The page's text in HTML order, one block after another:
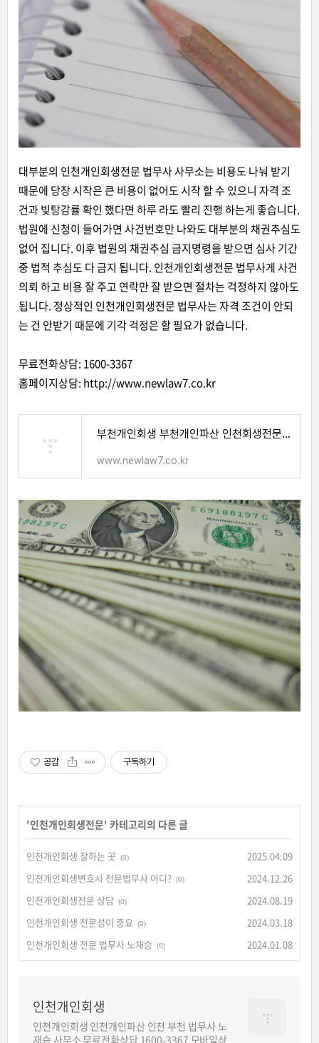
대부분의 인천개인회생전문 법무사 사무소는 비용도 나눠 받기
때문에 당장 시작은 큰 비용이 없어도 시작 할 수 있으니 자격 조
건과 빚탕감률 확인 했다면 하루 라도 빨리 진행 하는게 좋습니다.
법원에 신청이 들어가면 사건번호만 나와도 대부분의 채권추심도
없어 집니다. 이후 법원의 채권추심 금지명령을 받으면 심사 기간
중 법적 추심도 다 금지 됩니다. 인천개인회생전문 법무사게 사건
의뢰 하고 비용 잘 주고 연락만 잘 받으면 절차는 걱정하지 않아도
됩니다. 정상적인 인천개인회생전문 법무사는 자격 조건이 안되
는 건 안받기 때문에 기각 걱정은 할 필요가 없습니다.
무료전화상담: 1600-3367
홈페이지상담: http://www.newlaw7.co.kr
부천개인회생 부천개인파산 인천회생전문 법무사 노재승, 부천개인회생전문,인천개인회생법무
www.newlaw7.co.kr
공감 구독하기
'인천개인회생전문' 카테고리의 다른 글
인천개인회생 잘하는 곳 (0)
2025.04.09
인천개인회생변호사 전문법무사 어디? (0)
2024.12.26
인천개인회생전문 상담 (0)
2024.08.19
인천개인회생 전문성이 중요
(0)
2024.03.18
인천개인회생 전문 법무사 노재승
(0) 2024.01.08
인천개인회생
인천개인회생 인천개인파산 인천 부천 법무사 노
재승 사무소 무료전화상담 1600-3367 모바일상